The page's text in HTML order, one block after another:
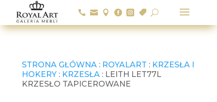
      U
STRONA GŁÓWNA: ROYALART : KRZESŁA I
HOKERY: KRZESŁA: LEITH LET77L
KRZESŁO TAPICEROWANE